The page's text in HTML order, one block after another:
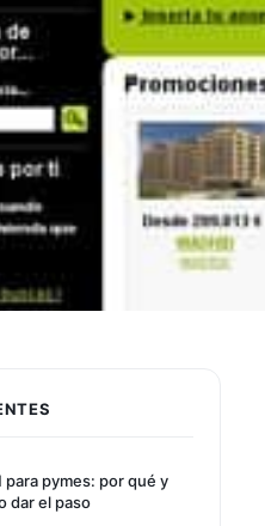
para pymes: por qué y
dar el paso